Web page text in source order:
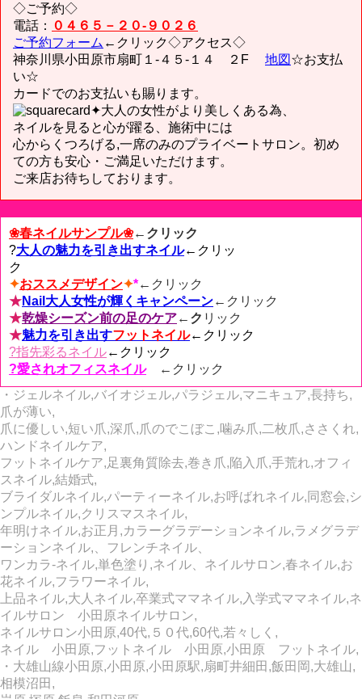
◇ご予約◇
電話： ０４６５－２０-９０２６
ご予約フォーム ←クリック◇アクセス◇
神奈川県小田原市扇町１-４５-１４ ２F 地図 ☆お支払
い☆
カードでのお支払いも賜ります。
✦大人の女性がより美しくある為、
ネイルを見ると心が躍る、施術中には
心からくつろげる,一席のみのプライベートサロン。初め
ての方も安心・ご満足いただけます。
ご来店お待ちしております。
❀春ネイルサンプル❀←クリック
?大人の魅力を引き出すネイル← クリッ
ク
✦おススメデザイン✦*← クリック
★Nail大人女性が輝くキャンペーン←クリック
★乾燥シーズン前の足のケア←ク リック
★魅力を引き出すフットネイル← クリック
?指先彩るネイル←クリック
?愛されオフィスネイル
← クリック
・ジェルネイル,バイオジェル,パラジェル,マニキュア,長持ち,
爪が薄い,
爪に優しい,短い爪,深爪,爪のでこぼこ,噛み爪,二枚爪,ささくれ,
ハンドネイルケア,
フットネイルケア,足裏角質除去,巻き爪,陥入爪,手荒れ,オフィ
スネイル,結婚式,
ブライダルネイル,パーティーネイル,お呼ばれネイル,同窓会,シ
ンプルネイル,クリスマスネイル,
年明けネイル,お正月,カラーグラデーションネイル,ラメグラデ
ーションネイル,、フレンチネイル、
ワンカラ‐ネイル,単色塗り,ネイル、ネイルサロン,春ネイル,お
花ネイル,フラワーネイル,
上品ネイル,大人ネイル,卒業式ママネイル,入学式ママネイル,ネ
イルサロン 小田原ネイルサロン,
ネイルサロン小田原,40代,５０代,60代,若々しく,
ネイル 小田原,フットネイル 小田原,小田原 フットネイル,
・大雄山線小田原,小田原,小田原駅,扇町井細田,飯田岡,大雄山,
相模沼田,